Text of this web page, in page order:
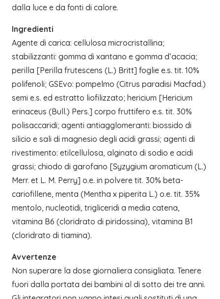
dalla luce e da fonti di calore.
Ingredienti
Agente di carica: cellulosa microcristallina;
stabilizzanti: gomma di xantano e gomma d’acacia;
perilla [Perilla frutescens (L.) Britt] foglie e.s. tit. 10%
polifenoli; GSEvo: pompelmo (Citrus paradisi Macfad.)
semi e.s. ed estratto liofilizzato; hericium [Hericium
erinaceus (Bull.) Pers.] corpo fruttifero e.s. tit. 30%
polisaccaridi; agenti antiagglomeranti: biossido di
silicio e sali di magnesio degli acidi grassi; agenti di
rivestimento: etilcellulosa, alginato di sodio e acidi
grassi; chiodo di garofano [Syzygium aromaticum (L.)
Merr. et L. M. Perry] o.e. in polvere tit. 30% beta-
cariofillene, menta (Mentha x piperita L.) o.e. tit. 35%
mentolo, nucleotidi, trigliceridi a media catena,
vitamina B6 (cloridrato di piridossina), vitamina B1
(cloridrato di tiamina).
Avvertenze
Non superare la dose giornaliera consigliata. Tenere
fuori dalla portata dei bambini al di sotto dei tre anni.